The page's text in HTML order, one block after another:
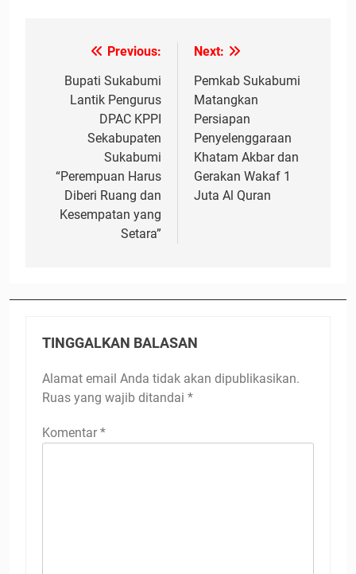
Navigasi
pos
Previous:
Bupati Sukabumi
Lantik Pengurus
DPAC KPPI
Sekabupaten
Sukabumi
“Perempuan Harus
Diberi Ruang dan
Kesempatan yang
Setara”
Next:
Pemkab Sukabumi
Matangkan
Persiapan
Penyelenggaraan
Khatam Akbar dan
Gerakan Wakaf 1
Juta Al Quran
TINGGALKAN BALASAN
Alamat email Anda tidak akan dipublikasikan.
Ruas yang wajib ditandai *
Komentar *